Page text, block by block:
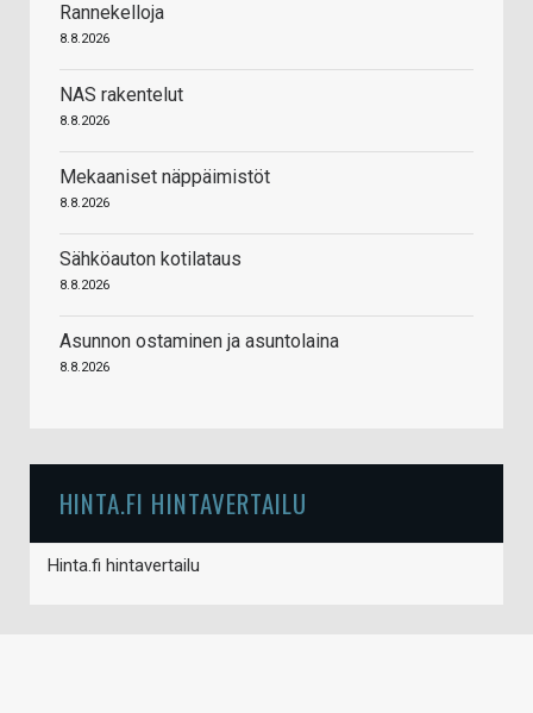
Rannekelloja
8.8.2026
NAS rakentelut
8.8.2026
Mekaaniset näppäimistöt
8.8.2026
Sähköauton kotilataus
8.8.2026
Asunnon ostaminen ja asuntolaina
8.8.2026
HINTA.FI HINTAVERTAILU
Hinta.fi hintavertailu